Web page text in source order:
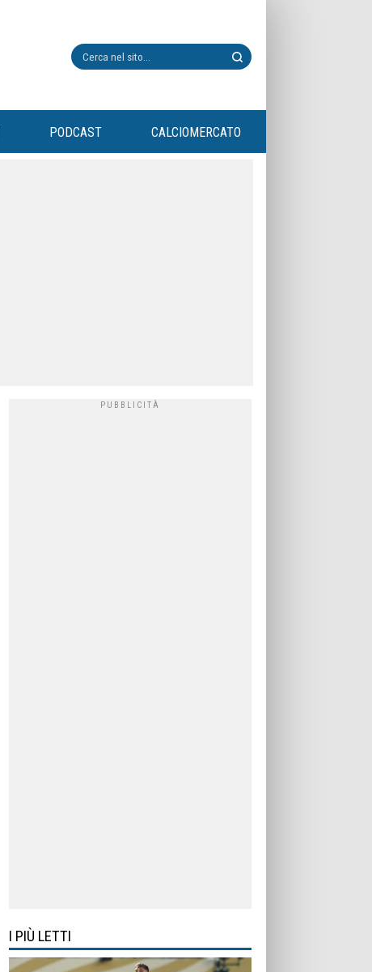
PODCAST CALCIOMERCATO
I PIÙ LETTI